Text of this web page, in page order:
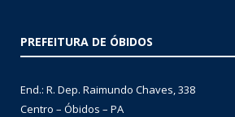
PREFEITURA DE ÓBIDOS
End.: R. Dep. Raimundo Chaves, 338
Centro – Óbidos – PA